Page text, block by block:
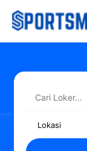
Langsung